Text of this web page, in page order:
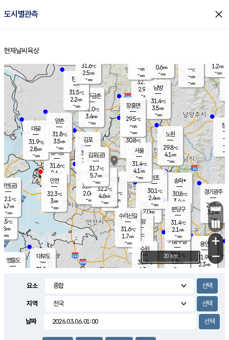
도시별관측 close
홈
현재날씨 육상
의도
℃
m/s
mm
영흥도
양주
32.7℃
2.9
-mm
과천
30.7℃
2.0m/s
- mm
용인
31.9℃
2.3m/s
경기광주
29.5℃
3.1m/s
-mm
3.6m/s
대부도
31.5
경서동
31.6℃
2.6 m/s
-mm
파주금촌
31.0℃
3.4m/s
-mm
-℃
-m/s
-mm
대곶
31.9℃
2.8m/s
-mm
창
-
-m/
-
탄현
31.5℃
2.2m/s
-mm
1.2m/s
-mm
의왕
- ℃
m/s
mm
김포
32.2℃
1.4 m/s
mm
광명
32.1
℃
2.4 m/s
-mm
부천
31.7℃
2.0m/s
-mm
양촌
31.8℃
3.5m/s
-mm
구로
32.2℃
4.6m/s
-mm
은평
30.8℃
1.7 m/s
- mm
노원
29.8℃
4.1 m/s
-mm
송파*
30.8℃
3.4m/s
-mm
서초
30.1℃
2.4m/s
-mm
남방
31.4℃
3.5m/s
-mm
기흥구갈
32.1℃
1.8m/s
-
수리산길
31.6℃
1.7m/s
-mm
분당구
31.4℃
2.1 m/s
-mm
장흥면
29.5℃
-m/s
-mm
-m/s
-mm
인천(공)
32.1℃
4.7m/s
-mm
김포(공)
31.7℃
5.7m/s
-mm
수원
31.9℃
4.3 m/s
인천
32.3℃
3m/s
-mm
서울
31.4℃
4.1 m/s
-mm
31.6℃
2.5m/s
-mm
0.6m/s
-mm
+
−
20 km
요소
지역
날짜